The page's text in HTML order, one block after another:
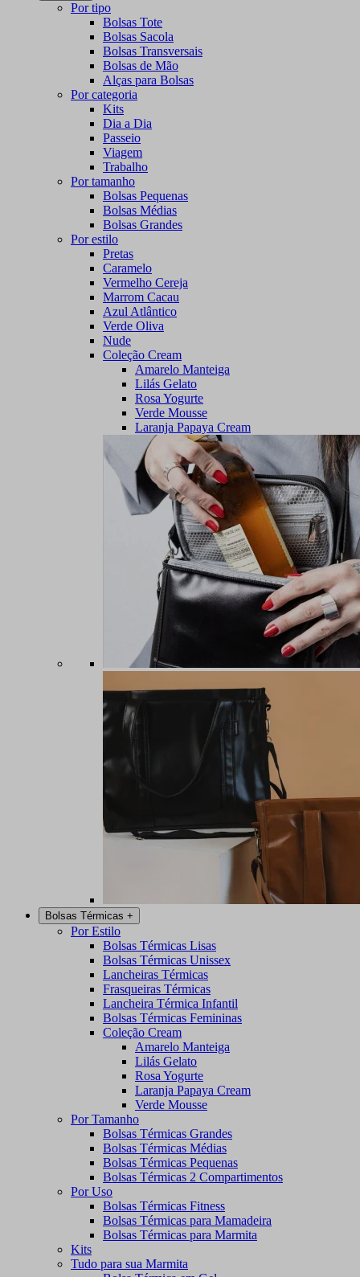
Por tipo
Bolsas Tote
Bolsas Sacola
Bolsas Transversais
Bolsas de Mão
Alças para Bolsas
Por categoria
Kits
Dia a Dia
Passeio
Viagem
Trabalho
Por tamanho
Bolsas Pequenas
Bolsas Médias
Bolsas Grandes
Por estilo
Pretas
Caramelo
Vermelho Cereja
Marrom Cacau
Azul Atlântico
Verde Oliva
Nude
Coleção Cream
Amarelo Manteiga
Lilás Gelato
Rosa Yogurte
Verde Mousse
Laranja Papaya Cream
Bolsas Térmicas +
Por Estilo
Bolsas Térmicas Lisas
Bolsas Térmicas Unissex
Lancheiras Térmicas
Frasqueiras Térmicas
Lancheira Térmica Infantil
Bolsas Térmicas Femininas
Coleção Cream
Amarelo Manteiga
Lilás Gelato
Rosa Yogurte
Laranja Papaya Cream
Verde Mousse
Por Tamanho
Bolsas Térmicas Grandes
Bolsas Térmicas Médias
Bolsas Térmicas Pequenas
Bolsas Térmicas 2 Compartimentos
Por Uso
Bolsas Térmicas Fitness
Bolsas Térmicas para Mamadeira
Bolsas Térmicas para Marmita
Kits
Tudo para sua Marmita